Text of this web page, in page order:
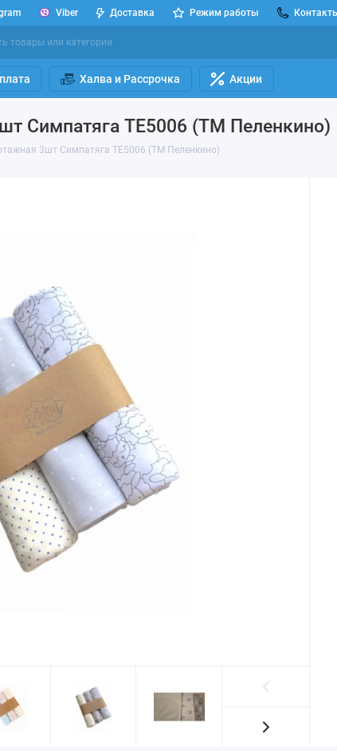
Viber Доставка Режим работы
Халва и Рассрочка Акции
Симпатяга TE5006 (ТМ Пеленкино)
3шт Симпатяга TE5006 (ТМ Пеленкино)